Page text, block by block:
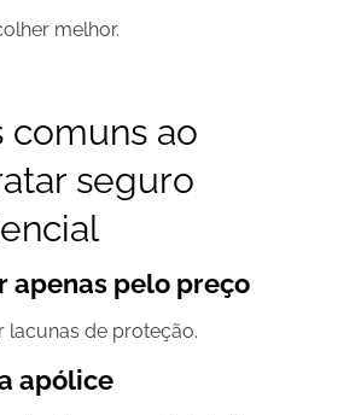
melhor.
comuns ao
seguro
apenas pelo preço
lacunas de proteção.
apólice